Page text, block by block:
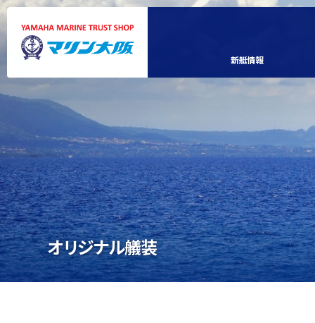
新艇情報
オリジナル艤装